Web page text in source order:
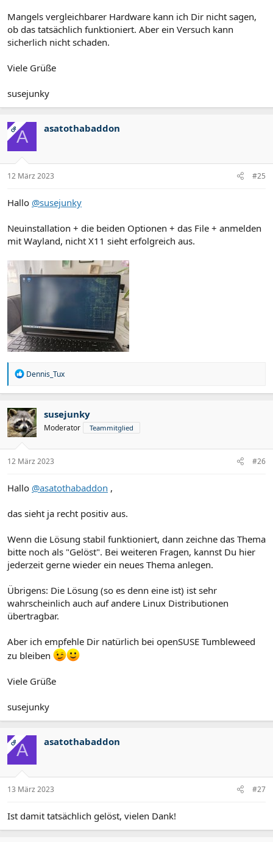
Mangels vergleichbarer Hardware kann ich Dir nicht sagen,
ob das tatsächlich funktioniert. Aber ein Versuch kann
sicherlich nicht schaden.
Viele Grüße
susejunky
OPA asatothabaddon
12 März 2023 #25
Hallo @susejunky
Neuinstallation + die beiden Optionen + das File + anmelden
mit Wayland, nicht X11 sieht erfolgreich aus.
R
a
t
i
o
e
n
Dennis_Tux
susejunky
Moderator Teammitglied
12 März 2023 #26
Hallo @asatothabaddon ,
das sieht ja recht positiv aus.
Wenn die Lösung stabil funktioniert, dann zeichne das Thema
bitte noch als "Gelöst". Bei weiteren Fragen, kannst Du hier
jederzeit gerne wieder ein neues Thema anlegen.
Übrigens: Die Lösung (so es denn eine ist) ist sehr
wahrscheinlich auch auf andere Linux Distributionen
übertragbar.
Aber ich empfehle Dir natürlich bei openSUSE Tumbleweed
zu bleiben
Viele Grüße
susejunky
OPA asatothabaddon
13 März 2023 #27
Ist damit tatsächlich gelöst, vielen Dank!